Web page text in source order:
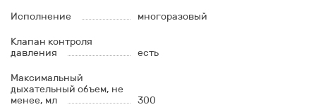
Исполнение многоразовый
Клапан контроля
давления
есть
Максимальный
дыхательный объем, не
менее, мл
300